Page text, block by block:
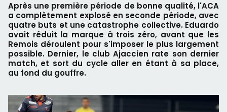
Après une première période de bonne qualité, l'ACA
a complètement explosé en seconde période, avec
quatre buts et une catastrophe collective. Eduardo
avait réduit la marque à trois zéro, avant que les
Remois déroulent pour s'imposer le plus largement
possible. Dernier, le club Ajaccien rate son dernier
match, et sort du cycle aller en étant à sa place,
au fond du gouffre.